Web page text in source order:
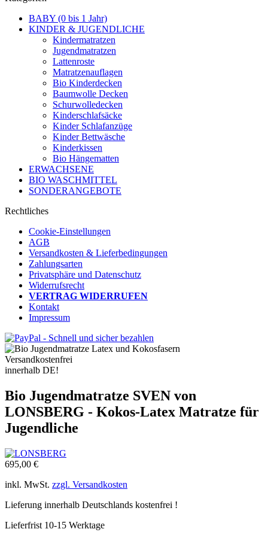
BABY (0 bis 1 Jahr)
KINDER & JUGENDLICHE
Kindermatratzen
Jugendmatratzen
Lattenroste
Matratzenauflagen
Bio Kinderdecken
Baumwolle Decken
Schurwolledecken
Kinderschlafsäcke
Kinder Schlafanzüge
Kinder Bettwäsche
Kinderkissen
Bio Hängematten
ERWACHSENE
BIO WASCHMITTEL
SONDERANGEBOTE
Rechtliches
Cookie-Einstellungen
AGB
Versandkosten & Lieferbedingungen
Zahlungsarten
Privatsphäre und Datenschutz
Widerrufsrecht
VERTRAG WIDERRUFEN
Kontakt
Impressum
Versandkostenfrei
innerhalb DE!
Bio Jugendmatratze SVEN von
LONSBERG - Kokos-Latex Matratze für
Jugendliche
695,00 €
inkl. MwSt. zzgl. Versandkosten
Lieferung innerhalb Deutschlands kostenfrei !
Lieferfrist 10-15 Werktage